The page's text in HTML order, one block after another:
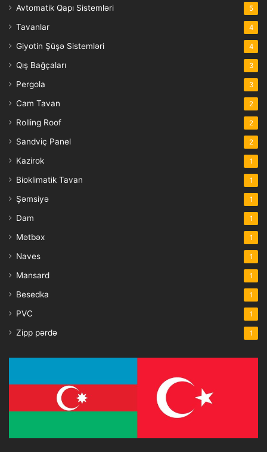
Avtomatik Qapı Sistemləri 5
Tavanlar 4
Giyotin Şüşə Sistemləri 4
Qış Bağçaları 3
Pergola 3
Cam Tavan 2
Rolling Roof 2
Sandviç Panel 2
Kazirok 1
Bioklimatik Tavan 1
Şəmsiyə 1
Dam 1
Mətbəx 1
Naves 1
Mansard 1
Besedka 1
PVC 1
Zipp pərdə 1